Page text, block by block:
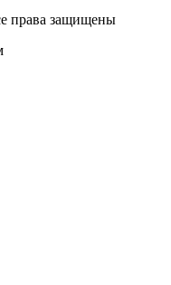
права защищены